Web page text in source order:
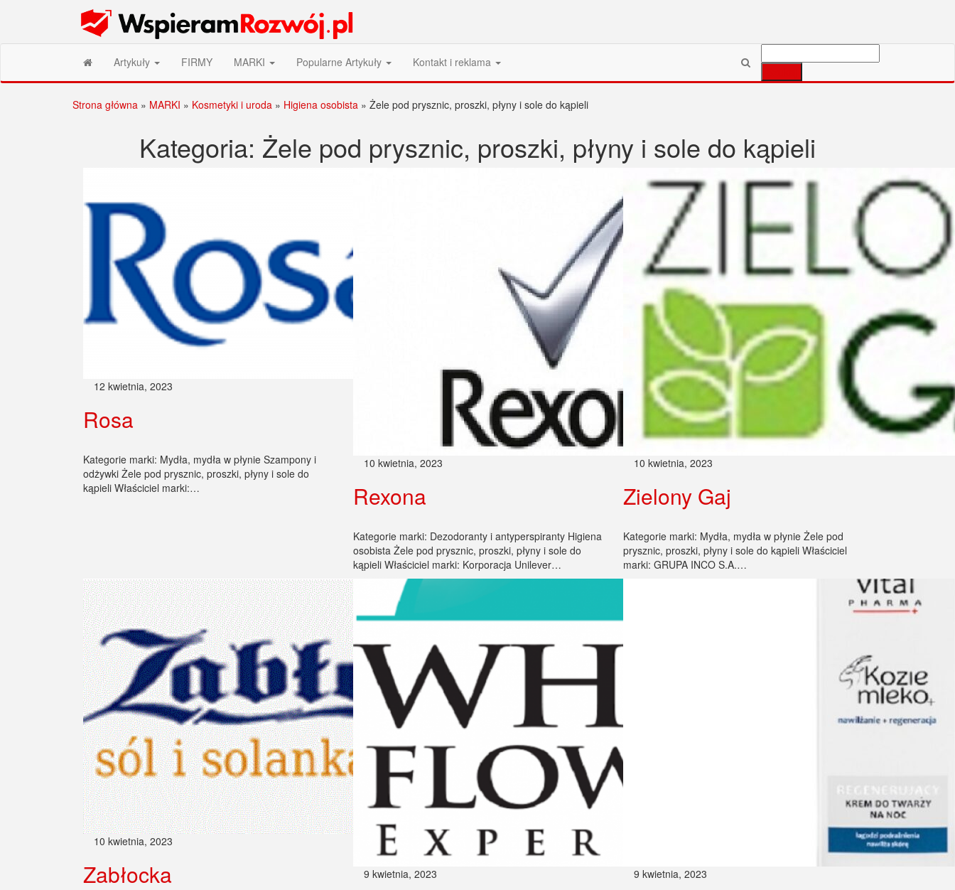
Wspieram Rozwój PL
Artykuły FIRMY MARKI Popularne Artykuły Kontakt i reklama
Strona główna » MARKI » Kosmetyki i uroda » Higiena osobista » Żele pod prysznic, proszki, płyny i sole do kąpieli
Kategoria: Żele pod prysznic, proszki, płyny i sole do kąpieli
12 kwietnia, 2023
Rosa
Kategorie marki: Mydła, mydła w płynie Szampony i
odżywki Żele pod prysznic, proszki, płyny i sole do
kąpieli Właściciel marki:…
10 kwietnia, 2023
Rexona
Kategorie marki: Dezodoranty i antyperspiranty Higiena
osobista Żele pod prysznic, proszki, płyny i sole do
kąpieli Właściciel marki: Korporacja Unilever…
10 kwietnia, 2023
Zielony Gaj
Kategorie marki: Mydła, mydła w płynie Żele pod
prysznic, proszki, płyny i sole do kąpieli Właściciel
marki: GRUPA INCO S.A.…
10 kwietnia, 2023
Zabłocka 9 kwietnia, 2023 9 kwietnia, 2023
wpisów